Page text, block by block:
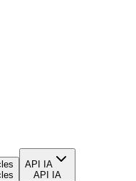
API IA
API IA